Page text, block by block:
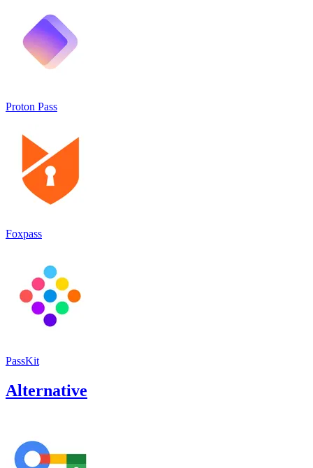
Proton Pass
Foxpass
PassKit
Alternative